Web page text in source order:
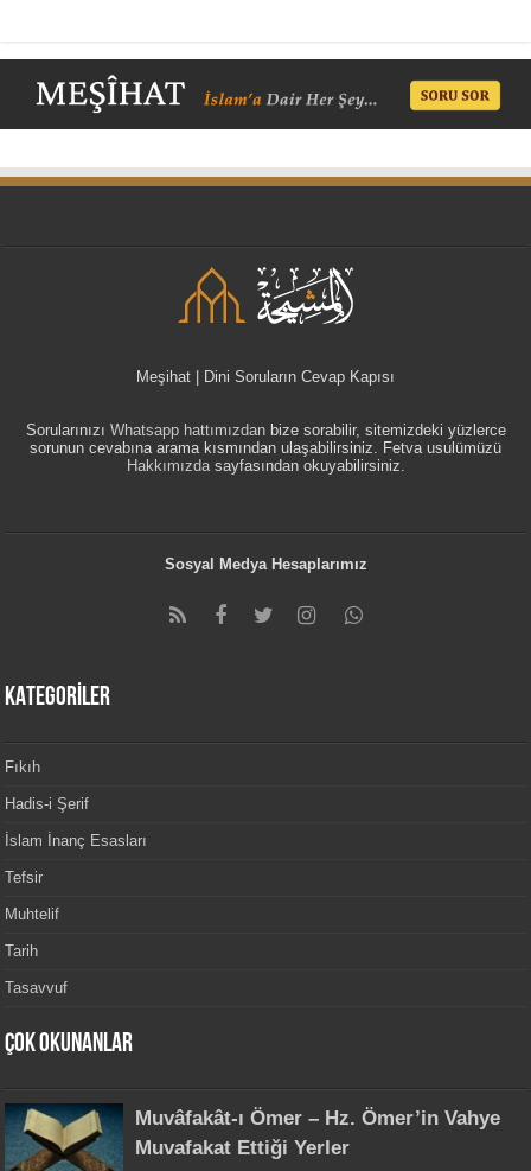
Meşihat | Dini Soruların Cevap Kapısı
Sorularınızı Whatsapp hattımızdanbize sorabilir, sitemizdeki yüzlerce
sorunun cevabına arama kısmından ulaşabilirsiniz. Fetva usulümüzü
Hakkımızdasayfasından okuyabilirsiniz.
Sosyal Medya Hesaplarımız
KATEGORİLER
Fıkıh
Hadis-i Şerif
İslam İnanç Esasları
Tefsir
Muhtelif
Tarih
Tasavvuf
Çok Okunanlar
Muvâfakât-ı Ömer – Hz. Ömer’in Vahye
Muvafakat Ettiği Yerler